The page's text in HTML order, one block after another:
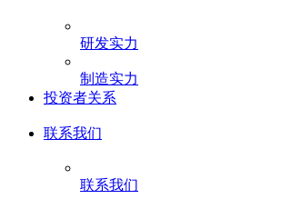
研发实力
制造实力
投资者关系
联系我们
联系我们